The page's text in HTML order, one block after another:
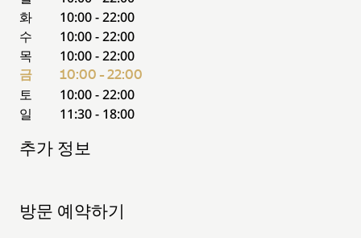
화
10:00 - 22:00
수
10:00 - 22:00
목
10:00 - 22:00
금 10:00 - 22:00
토
10:00 - 22:00
일
11:30 - 18:00
추가 정보
방문 예약하기